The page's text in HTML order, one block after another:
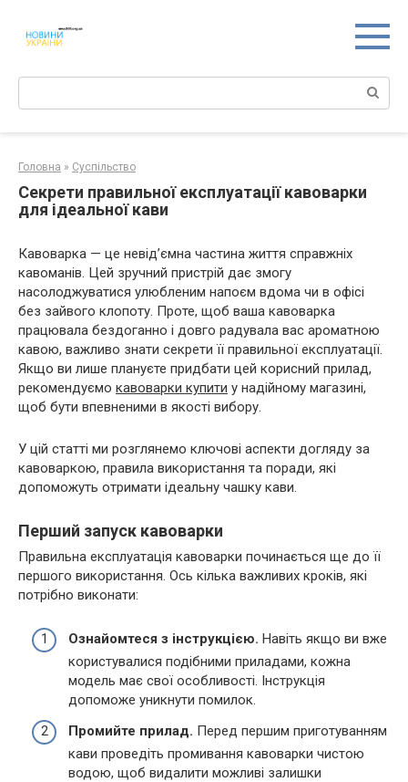
контенту
Поиск:
Головна » Суспільство
Секрети правильної експлуатації кавоварки
для ідеальної кави
Кавоварка — це невід’ємна частина життя справжніх
кавоманів. Цей зручний пристрій дає змогу
насолоджуватися улюбленим напоєм вдома чи в офісі
без зайвого клопоту. Проте, щоб ваша кавоварка
працювала бездоганно і довго радувала вас ароматною
кавою, важливо знати секрети її правильної експлуатації.
Якщо ви лише плануєте придбати цей корисний прилад,
рекомендуємо кавоварки купити у надійному магазині,
щоб бути впевненими в якості вибору.
У цій статті ми розглянемо ключові аспекти догляду за
кавоваркою, правила використання та поради, які
допоможуть отримати ідеальну чашку кави.
Перший запуск кавоварки
Правильна експлуатація кавоварки починається ще до її
першого використання. Ось кілька важливих кроків, які
потрібно виконати:
Ознайомтеся з інструкцією. Навіть якщо ви вже
користувалися подібними приладами, кожна
модель має свої особливості. Інструкція
допоможе уникнути помилок.
Промийте прилад. Перед першим приготуванням
кави проведіть промивання кавоварки чистою
водою, щоб видалити можливі залишки